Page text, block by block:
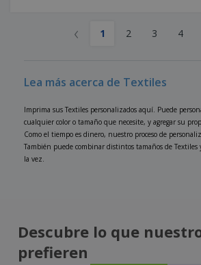
‹ 1 2 3 4
Lea más acerca de Textiles
Imprima sus Textiles personalizados aquí. Puede
cualquier color o tamaño que necesite, y agregar su
Como el tiempo es dinero, nuestro proceso de
También puede combinar distintos tamaños de Textiles
la vez.
Descubre lo que
prefieren